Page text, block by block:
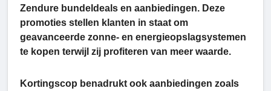
Zendure bundeldeals en aanbiedingen. Deze
promoties stellen klanten in staat om
geavanceerde zonne- en energieopslagsystemen
te kopen terwijl zij profiteren van meer waarde.
Kortingscop benadrukt ook aanbiedingen zoals